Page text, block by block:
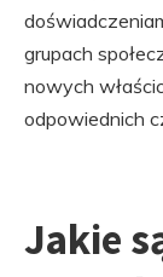
grupach
nowych
odpowiednich
Jakie